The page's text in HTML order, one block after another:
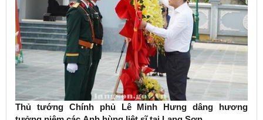
Thủ tướng Chính phủ Lê Minh Hưng dâng hương